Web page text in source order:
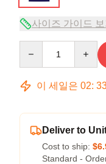
사이즈 가이드 보
이 세일은 02:
Deliver to
Cost to ship:
Standard -